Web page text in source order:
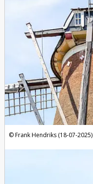
Frank Hendriks (18-07-2025)